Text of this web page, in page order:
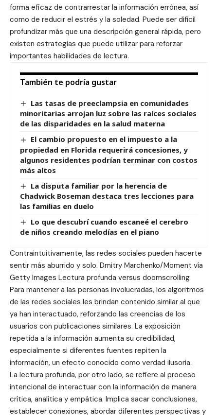
forma eficaz de contrarrestar la información errónea, así
como de reducir el estrés y la soledad. Puede ser difícil
profundizar más que una descripción general rápida, pero
existen estrategias que puede utilizar para reforzar
importantes habilidades de lectura.
También te podría gustar
Las tasas de preeclampsia en comunidades
minoritarias arrojan luz sobre las raíces sociales
de las disparidades en la salud materna
El cambio propuesto en el impuesto a la
propiedad en Florida requerirá concesiones, y
algunos residentes podrían terminar con costos
más altos
La disputa familiar por la herencia de
Chadwick Boseman destaca tres lecciones para
las familias en duelo
Lo que descubrí cuando escaneé el cerebro
de niños creando melodías en el piano
Contraintuitivamente, las redes sociales pueden hacerte
sentir más aburrido y solo. Dmitry Marchenko/Moment vía
Getty Images Lectura profunda versus doomscrolling
Para mantener a las personas involucradas, los algoritmos
de las redes sociales les brindan contenido similar al que
ya han interactuado, reforzando las creencias de los
usuarios con publicaciones similares. La exposición
repetida a la información aumenta su credibilidad,
especialmente si diferentes fuentes repiten la
información, un efecto conocido como verdad ilusoria.
La lectura profunda, por otro lado, se refiere al proceso
intencional de interactuar con la información de manera
crítica, analítica y empática. Implica sacar conclusiones,
establecer conexiones, abordar diferentes perspectivas y